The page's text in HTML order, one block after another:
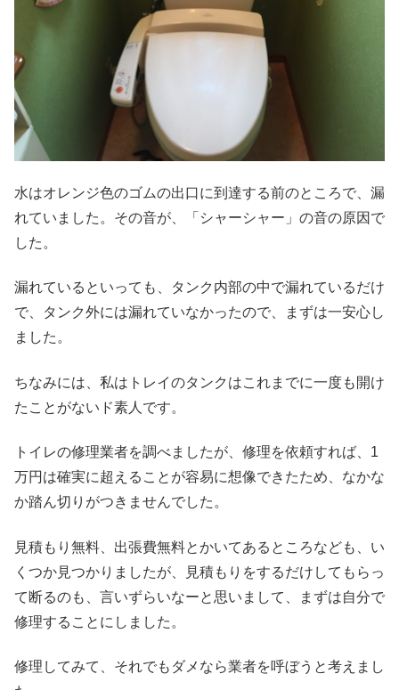
水はオレンジ色のゴムの出口に到達する前のところで、漏
れていました。その音が、「シャーシャー」の音の原因で
した。
漏れているといっても、タンク内部の中で漏れているだけ
で、タンク外には漏れていなかったので、まずは一安心し
ました。
ちなみには、私はトレイのタンクはこれまでに一度も開け
たことがないド素人です。
トイレの修理業者を調べましたが、修理を依頼すれば、1
万円は確実に超えることが容易に想像できたため、なかな
か踏ん切りがつきませんでした。
見積もり無料、出張費無料とかいてあるところなども、い
くつか見つかりましたが、見積もりをするだけしてもらっ
て断るのも、言いずらいなーと思いまして、まずは自分で
修理することにしました。
修理してみて、それでもダメなら業者を呼ぼうと考えまし